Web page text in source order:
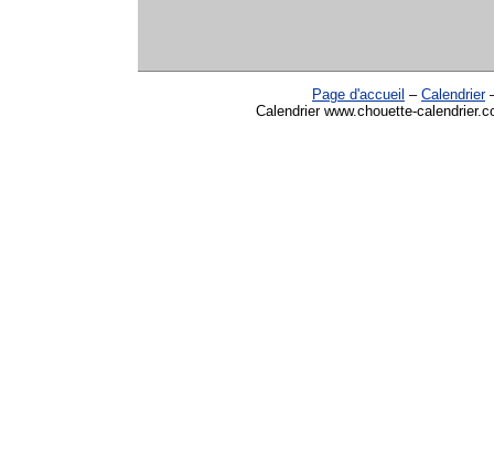
Page d'accueil – Calendrier
Calendrier www.chouette-